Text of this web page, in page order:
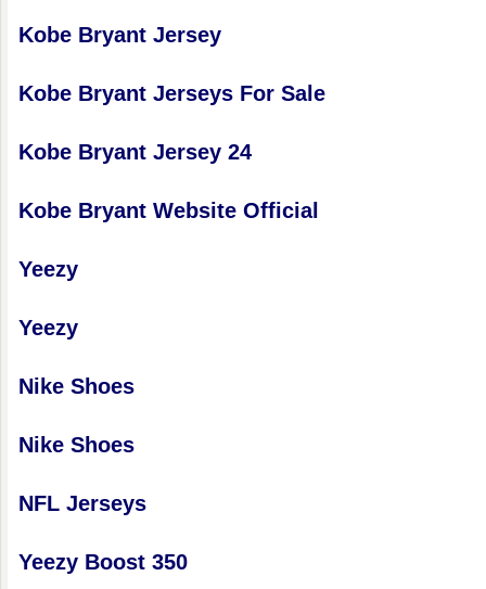
Kobe Bryant Jersey
Kobe Bryant Jerseys For Sale
Kobe Bryant Jersey 24
Kobe Bryant Website Official
Yeezy
Yeezy
Nike Shoes
Nike Shoes
NFL Jerseys
Yeezy Boost 350